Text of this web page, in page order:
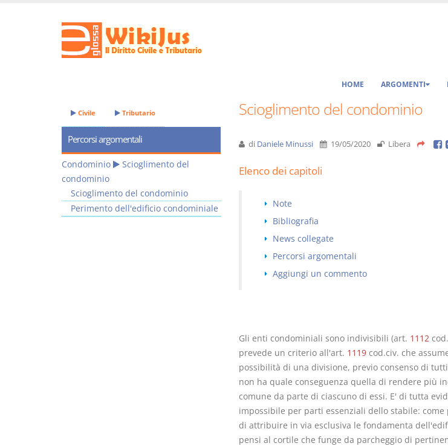
HOME ARGOMENTI
Scioglimento del condominio
di Daniele Minussi 19/05/2020 Libera
Elenco dei capitoli
Note
Bibliografia
News collegate
Percorsi argomentali
Aggiungi un commento
Gli enti condominiali sono indivisibili (art. 1112
prevede un criterio all'art. 1119cod.civ. che
possibilità di una divisione, previo consenso di
non ha quale conseguenza quella di rendere più
comune da parte di ciascuno di essi. E' di tutta
impossibile per parti essenziali dello stabile:
di attribuire in via esclusiva le fondamenta
pensi al cortile che funge da parcheggio di
Civile Tributario
Percorsi argomentali
Condominio
Scioglimento del
condominio
Scioglimento del condominio
Perimento dell'edificio condominiale
I Vincoli Preliminari
€ 4,19
Usufrutto Uso e
Abitazione
D. Minussi
Versione ebook€ 4,19
(iva incl.)